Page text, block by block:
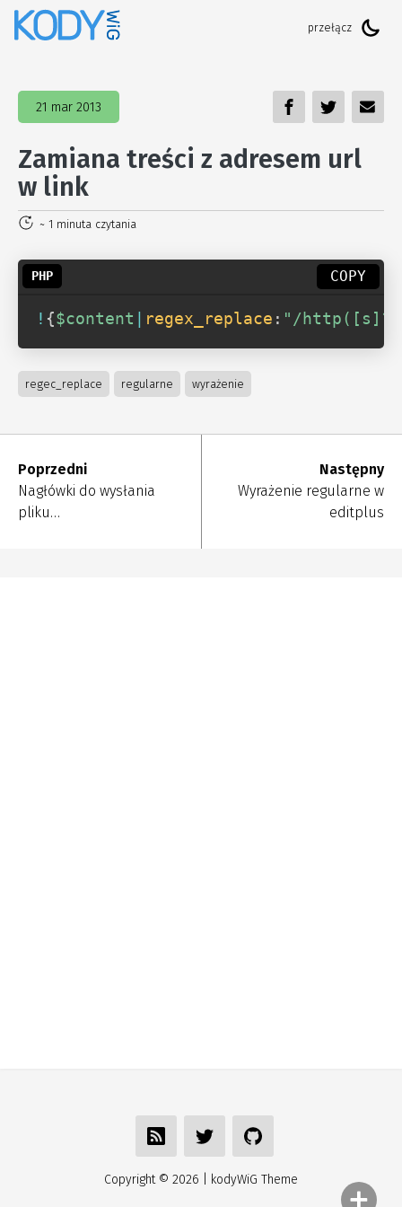
21 mar 2013
Zamiana treści z adresem url
w link
~ 1 minuta czytania
COPY
! {$content regex_replace : "/
regec_replace regularne wyrażenie
Poprzedni
Nagłówki do wysłania
pliku…
Następny
Wyrażenie regularne w
editplus
Copyright © 2026 | kodyWiG Theme